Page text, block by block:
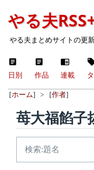
やる夫
やる夫まとめサイトの更
日別 作品 連載
[ホーム] > [作者]
苺大福餡